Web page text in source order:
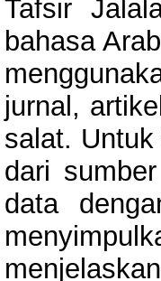
Tafsir
bahasa
jurnal,
salat.
dari
data